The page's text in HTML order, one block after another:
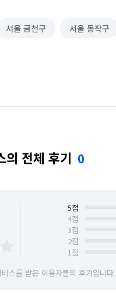
서울 금천구 서울 동작구
의 전체 후기 0
5점
4점
3점
2점
1점
스를 받은 이용자들의 후기입니다.